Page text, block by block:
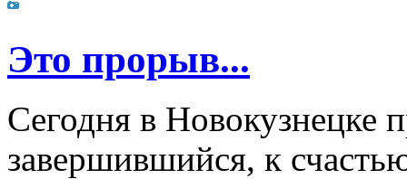
Это прорыв...
Сегодня в Новокузнецке
завершившийся, к